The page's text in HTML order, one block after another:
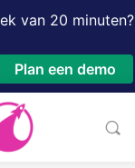
van 20 minuten?
Plan een demo